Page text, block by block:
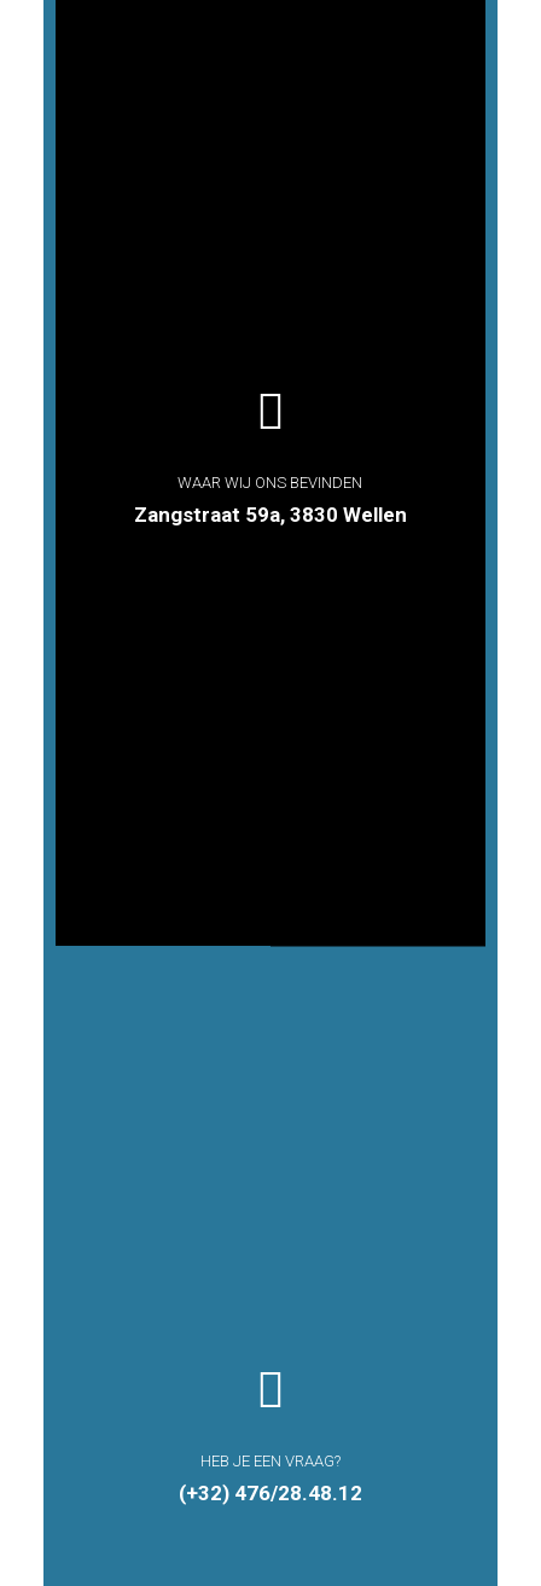

HEB JE EEN VRAAG?
(+32) 476/28.48.12

WAAR WIJ ONS BEVINDEN
Zangstraat 59a, 3830 Wellen